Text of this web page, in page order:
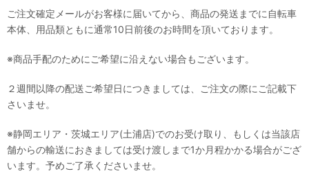
ご注文確定メールがお客様に届いてから、商品の発送までに自転車
本体、用品類ともに通常10日前後のお時間を頂いております。
※商品手配のためにご希望に沿えない場合もございます。
２週間以降の配送ご希望日につきましては、ご注文の際にご記載下
さいませ。
※静岡エリア・茨城エリア(土浦店)でのお受け取り、もしくは当該店
舗からの輸送におきましては受け渡しまで1か月程かかる場合がござ
います。予めご了承くださいませ。